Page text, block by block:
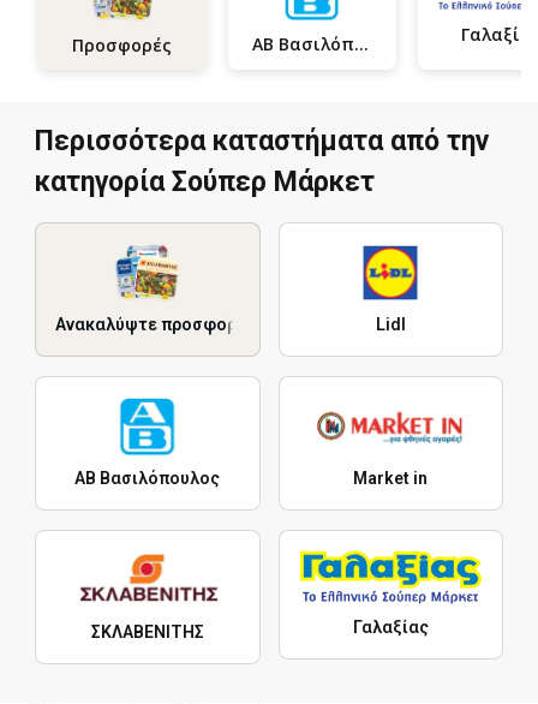
Προσφορές ΑΒ Βασιλόπουλος
Περισσότερα καταστήματα από την
κατηγορία Σούπερ Μάρκετ
Ανακαλύψτε προσφορές Lidl
ΑΒ Βασιλόπουλος Market in
ΣΚΛΑΒΕΝΙΤΗΣ Γαλαξίας